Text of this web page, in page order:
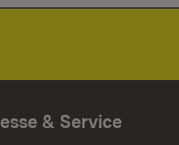
& Service